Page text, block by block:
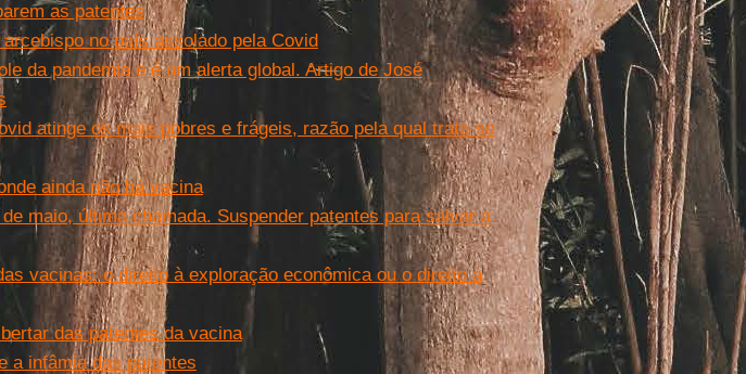
as patentes
no país assolado pela Covid
da pandemia e é um alerta global. Artigo de José
atinge os mais pobres e frágeis, razão pela qual trata-se
ainda não há vacina
maio, última chamada. Suspender patentes para salvar a
vacinas: o direito à exploração econômica ou o direito à
das patentes da vacina
a infâmia das patentes